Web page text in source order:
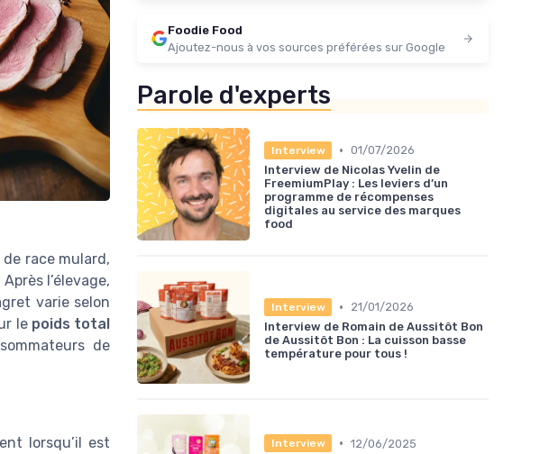
race mulard,
l’élevage,
varie selon
le poids total
de
lorsqu’il est
Foodie Food
Ajoutez-nous à vos sources préférées sur Google
Parole d'experts
Interview • 01/07/2026
Interview de Nicolas Yvelin de
FreemiumPlay : Les leviers d’un
programme de récompenses
digitales au service des marques
food
Interview •
21/01/2026
Interview de Romain de Aussitôt Bon
de Aussitôt Bon : La cuisson basse
température pour tous !
Interview • 12/06/2025